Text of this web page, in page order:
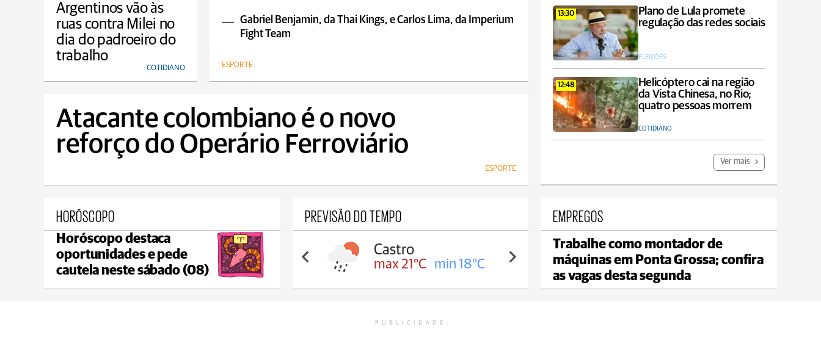
Gabriel Benjamin, da Thai Kings, e Carlos Lima, da Imperium
Fight Team
ESPORTE
13:30
Plano de Lula promete
regulação das redes sociais
ELEIÇÕES
12:48
Helicóptero cai na região
da Vista Chinesa, no Rio;
quatro pessoas morrem
COTIDIANO
Ver mais
Argentinos vão às
ruas contra Milei no
dia do padroeiro do
trabalho
COTIDIANO
Atacante colombiano é o novo
reforço do Operário Ferroviário
ESPORTE
HORÓSCOPO
Horóscopo destaca
oportunidades e pede
cautela neste sábado (08)
PREVISÃO DO TEMPO
Ponta Grossa
max 20°C min 18°C
Castro
max 21°C min 18°C
Carambeí
max 20°C min 18°C
EMPREGOS
Trabalhe como montador de
máquinas em Ponta Grossa; confira
as vagas desta segunda
PUBLICIDADE